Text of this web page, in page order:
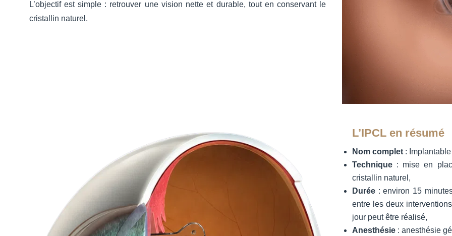
L’objectif est simple : retrouver une vision nette et durable, tout en conservant le
cristallin naturel.
L’IPCL en résumé
Nom complet: Implantable
Technique: mise en
cristallin naturel,
Durée: environ 15
entre les deux
jour peut être réalisé,
Anesthésie: anesthésie